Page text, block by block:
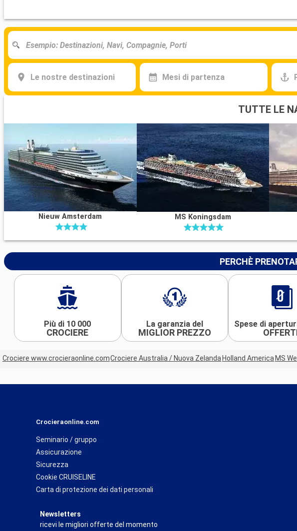
Le nostre destinazioni Mesi di partenza
TUTTE LE
Nieuw Amsterdam MS Koningsdam
PERCHÈ
Più di 10 000
CROCIERE
La garanzia del
MIGLIOR PREZZO
Spese di
Crociere www.crocieraonline.comCrociere Australia / Nuova Zelanda Holland America MS
Crocieraonline.com
Seminario / gruppo
Assicurazione
Sicurezza
Cookie CRUISELINE
Carta di protezione dei dati personali
Newsletters
ricevi le migliori offerte del momento